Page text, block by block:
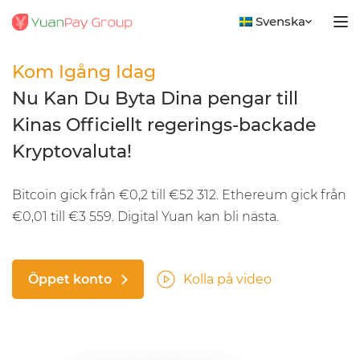
Svenska
Kom Igång Idag
Nu Kan Du Byta Dina pengar till
Kinas Officiellt regerings-backade
Kryptovaluta!
Bitcoin gick från €0,2 till €52 312. Ethereum gick från
€0,01 till €3 559. Digital Yuan kan bli nästa.
Öppet konto Kolla på video